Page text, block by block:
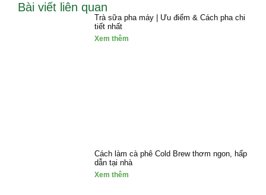
Bài viết liên quan
Trà sữa pha máy | Ưu điểm & Cách pha chi
tiết nhất
Xem thêm
Cách làm cà phê Cold Brew thơm ngon, hấp
dẫn tại nhà
Xem thêm